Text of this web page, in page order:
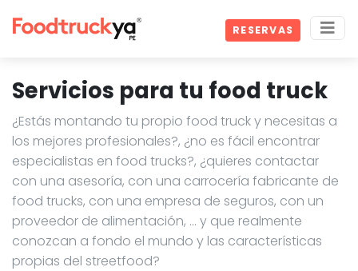
RESERVAS
Servicios para tu food truck
¿Estás montando tu propio food truck y necesitas a
los mejores profesionales?, ¿no es fácil encontrar
especialistas en food trucks?, ¿quieres contactar
con una asesoría, con una carrocería fabricante de
food trucks, con una empresa de seguros, con un
proveedor de alimentación, … y que realmente
conozcan a fondo el mundo y las características
propias del streetfood?